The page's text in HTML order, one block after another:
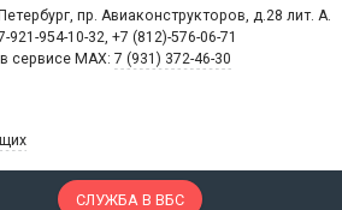
пр. Авиаконструкторов, д.28 лит. A.
954-10-32, +7 (812)-576-06-71
сервисе MAX: 7 (931) 372-46-30
СЛУЖБА В ВБС